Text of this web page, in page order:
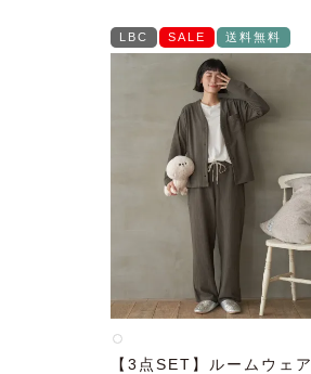
LBC SALE 送料無料
【3点SET】ルームウェア